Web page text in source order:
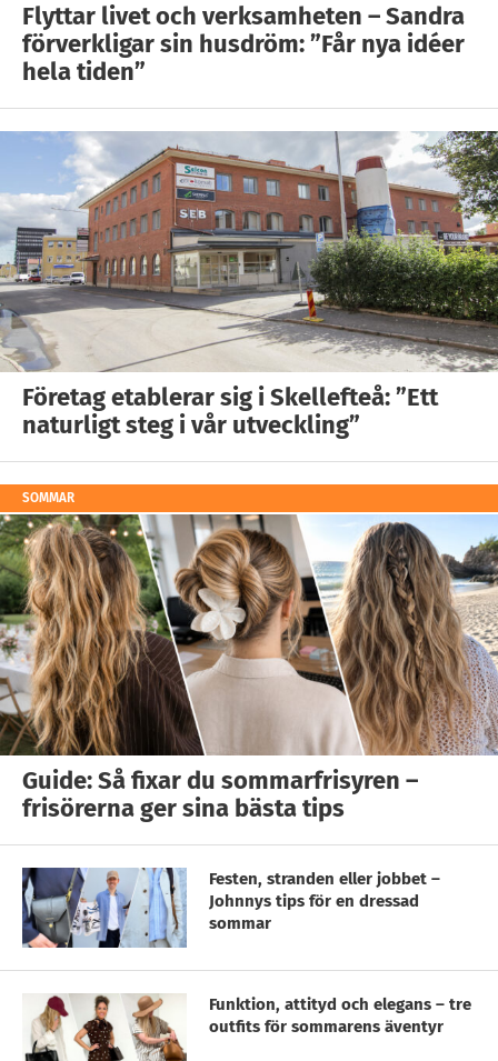
Flyttar livet och verksamheten – Sandra
förverkligar sin husdröm: ”Får nya idéer
hela tiden”
Företag etablerar sig i Skellefteå: ”Ett
naturligt steg i vår utveckling”
SOMMAR
Guide: Så fixar du sommarfrisyren –
frisörerna ger sina bästa tips
Festen, stranden eller jobbet –
Johnnys tips för en dressad
sommar
Funktion, attityd och elegans – tre
outfits för sommarens äventyr